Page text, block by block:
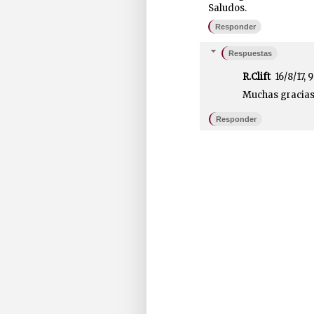
Saludos.
Responder
Respuestas
R.Clift 16/8/17,
Muchas
Responder